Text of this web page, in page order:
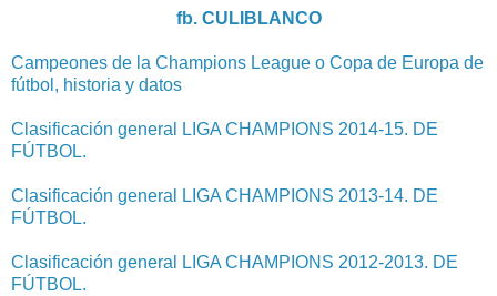
fb. CULIBLANCO
Campeones de la Champions League o Copa de Europa de
fútbol, historia y datos
Clasificación general LIGA CHAMPIONS 2014-15. DE
FÚTBOL.
Clasificación general LIGA CHAMPIONS 2013-14. DE
FÚTBOL.
Clasificación general LIGA CHAMPIONS 2012-2013. DE
FÚTBOL.